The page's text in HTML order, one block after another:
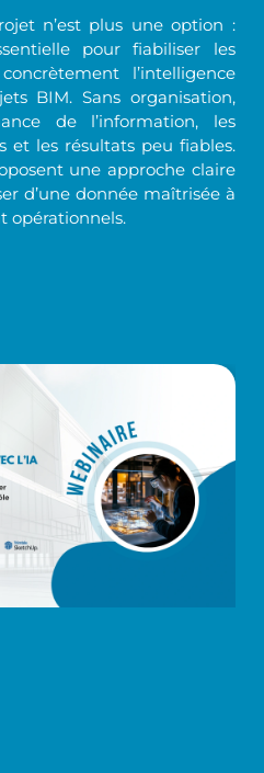
n’est plus une option :
pour fiabiliser les
l’intelligence
BIM. Sans organisation,
de l’information, les
et les résultats peu fiables.
une approche claire
d’une donnée maîtrisée à
opérationnels.